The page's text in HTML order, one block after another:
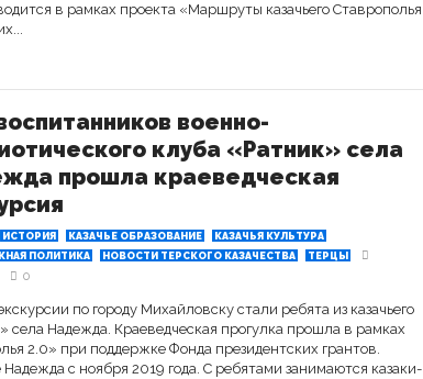
в рамках проекта «Маршруты казачьего Ставрополья
военно-
клуба «Ратник» села
прошла краеведческая
ИСТОРИЯ КАЗАЧЬЕ ОБРАЗОВАНИЕ
КАЗАЧЬЯ КУЛЬТУРА
ПОЛИТИКА
НОВОСТИ ТЕРСКОГО КАЗАЧЕСТВА ТЕРЦЫ
0
по городу Михайловску стали ребята из казачьего
села Надежда. Краеведческая прогулка прошла в рамках
2.0» при поддержке Фонда президентских грантов.
с ноября 2019 года. С ребятами занимаются казаки-